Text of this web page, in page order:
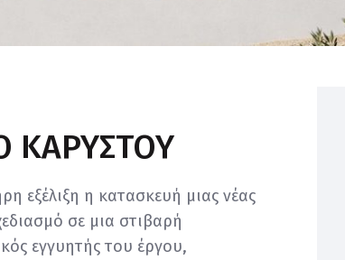
ΚΑΡΎΣΤΟΥ
εξέλιξη η κατασκευή μιας νέας
σε μια στιβαρή
εγγυητής του έργου,